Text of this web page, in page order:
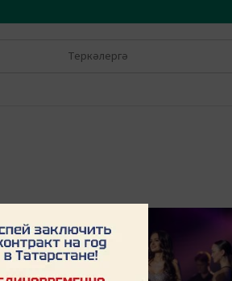
Теркәлергә